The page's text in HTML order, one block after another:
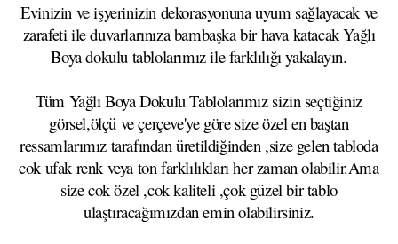
Evinizin ve işyerinizin dekorasyonuna uyum sağlayacak ve
zarafeti ile duvarlarınıza bambaşka bir hava katacak Yağlı
Boya dokulu tablolarımız ile farklılığı yakalayın.
Tüm Yağlı Boya Dokulu Tablolarımız sizin seçtiğiniz
görsel,ölçü ve çerçeve'ye göre size özel en baştan
ressamlarımız tarafından üretildiğinden ,size gelen tabloda
cok ufak renk veya ton farklılıkları her zaman olabilir.Ama
size cok özel ,cok kaliteli ,çok güzel bir tablo
ulaştıracağımızdan emin olabilirsiniz.